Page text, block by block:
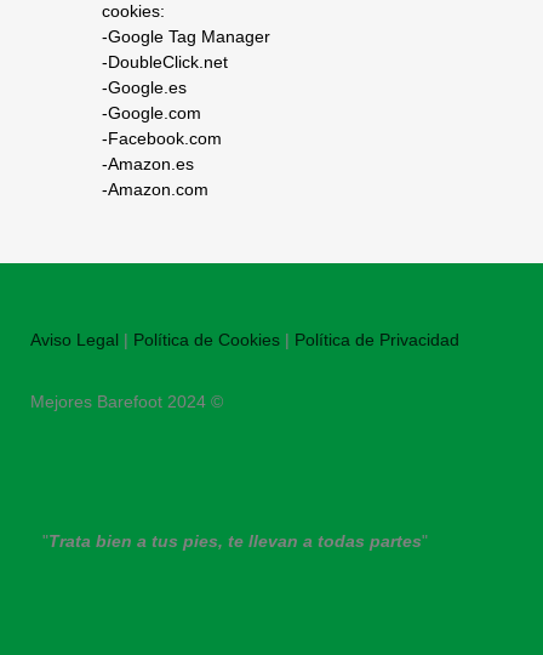
cookies:
-Google Tag Manager
-DoubleClick.net
-Google.es
-Google.com
-Facebook.com
-Amazon.es
-Amazon.com
Aviso Legal | Política de Cookies | Política de Privacidad
Mejores Barefoot 2024 ©
"Trata bien a tus pies, te llevan a todas partes"